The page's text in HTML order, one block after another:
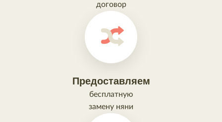
договор
Предоставляем
бесплатную
замену няни